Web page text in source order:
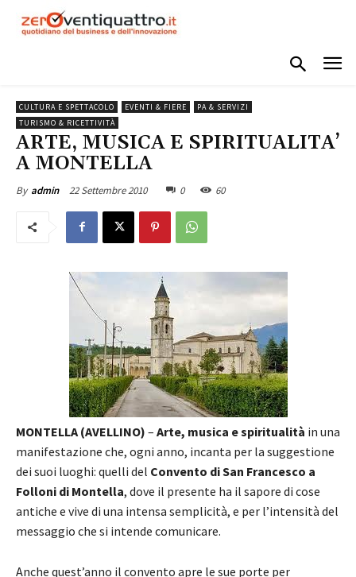
CULTURA E SPETTACOLO EVENTI & FIERE
PA & SERVIZI
TURISMO & RICETTIVITÀ
ARTE, MUSICA E SPIRITUALITA’
A MONTELLA
By admin 22 Settembre 2010 0 60
MONTELLA (AVELLINO) – Arte, musica e spiritualità in una
manifestazione che, ogni anno, incanta per la suggestione
dei suoi luoghi: quelli del Convento di San Francesco a
Folloni di Montella, dove il presente ha il sapore di cose
antiche e vive di una intensa semplicità, e per l’intensità del
messaggio che si intende comunicare.
Anche quest’anno il convento apre le sue porte per